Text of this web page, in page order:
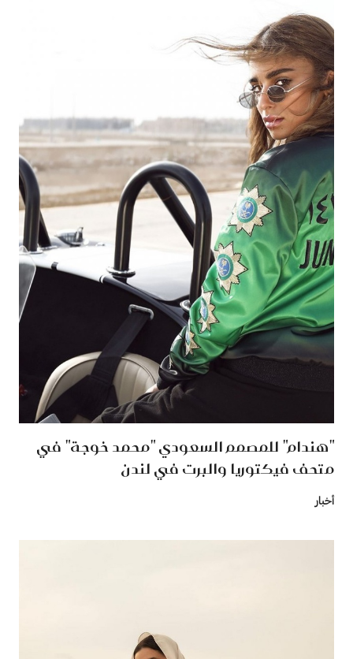
"هندام" للمصمم السعودي "محمد خوجة" في
متحف فيكتوريا والبرت في لندن
أخبار